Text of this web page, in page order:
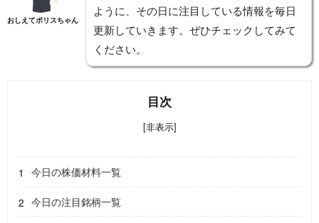
おしえてポリスちゃん
ように、その日に注目している情報を毎日
更新していきます。ぜひチェックしてみて
ください。
目次
[非表示]
今日の株価材料一覧
今日の注目銘柄一覧